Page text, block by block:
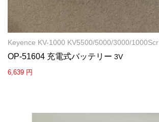
Keyence KV-1000 KV5500/5000/3000/1000Scr
OP-51604 充電式バッテリー 3V
6,639 円